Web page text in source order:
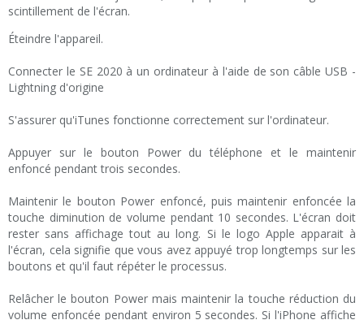
scintillement de l'écran.
Éteindre l'appareil.
Connecter le SE 2020 à un ordinateur à l'aide de son câble USB -
Lightning d'origine
S'assurer qu'iTunes fonctionne correctement sur l'ordinateur.
Appuyer sur le bouton Power du téléphone et le maintenir
enfoncé pendant trois secondes.
Maintenir le bouton Power enfoncé, puis maintenir enfoncée la
touche diminution de volume pendant 10 secondes. L'écran doit
rester sans affichage tout au long. Si le logo Apple apparait à
l'écran, cela signifie que vous avez appuyé trop longtemps sur les
boutons et qu'il faut répéter le processus.
Relâcher le bouton Power mais maintenir la touche réduction du
volume enfoncée pendant environ 5 secondes. Si l'iPhone affiche